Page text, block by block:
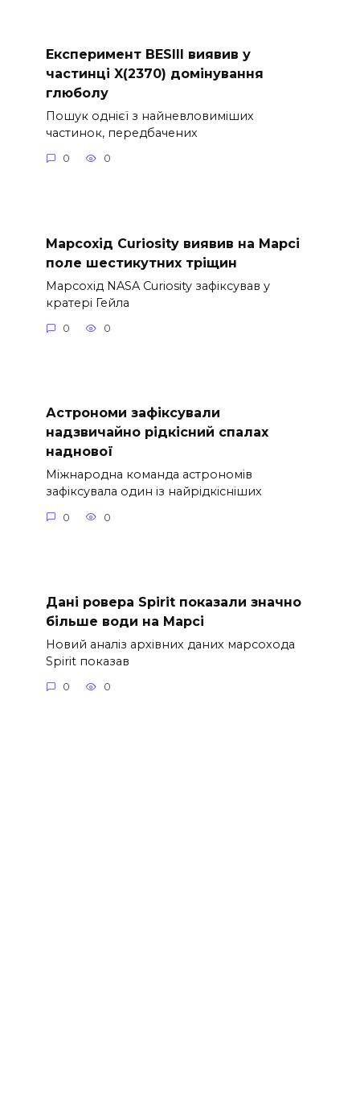
Експеримент BESIII виявив у
частинці X(2370) домінування
глюболу
Пошук однієї з найневловиміших
частинок, передбачених
0 0
Марсохід Curiosity виявив на Марсі
поле шестикутних тріщин
Марсохід NASA Curiosity зафіксував у
кратері Гейла
0 0
Астрономи зафіксували
надзвичайно рідкісний спалах
наднової
Міжнародна команда астрономів
зафіксувала один із найрідкісніших
0 0
Дані ровера Spirit показали значно
більше води на Марсі
Новий аналіз архівних даних марсохода
Spirit показав
0 0